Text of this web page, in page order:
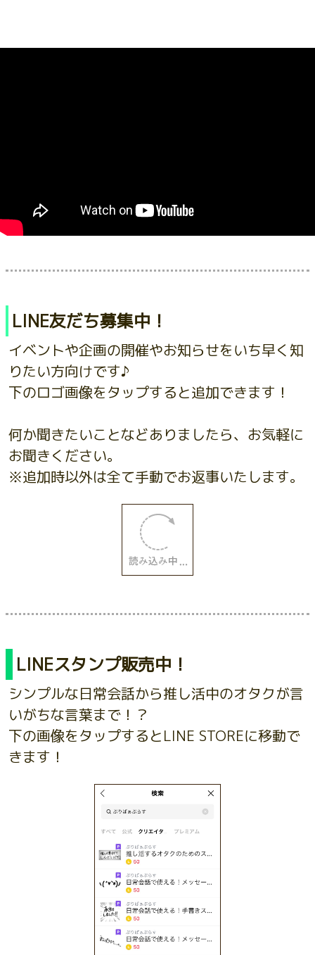
LINE友だち募集中！
イベントや企画の開催やお知らせをいち早く知
りたい方向けです♪
下のロゴ画像をタップすると追加できます！
何か聞きたいことなどありましたら、お気軽に
お聞きください。
※追加時以外は全て手動でお返事いたします。
LINEスタンプ販売中！
シンプルな日常会話から推し活中のオタクが言
いがちな言葉まで！？
下の画像をタップするとLINE STOREに移動で
きます！